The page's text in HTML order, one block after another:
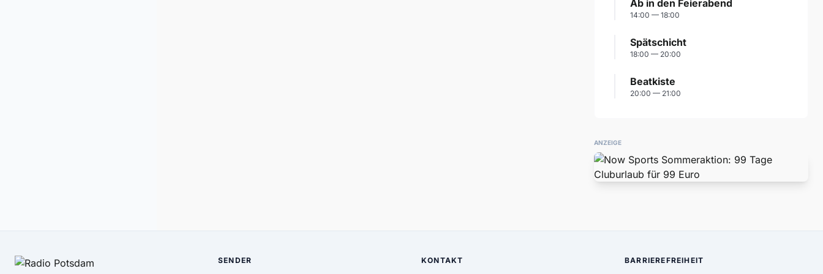
Ab in den Feierabend
14:00 — 18:00
Spätschicht
18:00 — 20:00
Beatkiste
20:00 — 21:00
ANZEIGE
SENDER KONTAKT BARRIEREFREIHEIT